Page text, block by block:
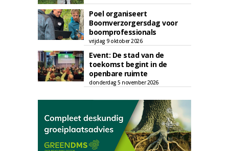
Poel organiseert
Boomverzorgersdag voor
boomprofessionals
vrijdag 9 oktober 2026
Event: De stad van de
toekomst begint in de
openbare ruimte
donderdag 5 november 2026